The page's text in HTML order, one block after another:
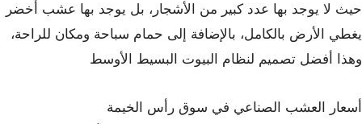
حيث لا يوجد بها عدد كبير من الأشجار، بل يوجد بها عشب أخضر
يغطي الأرض بالكامل، بالإضافة إلى حمام سباحة ومكان للراحة،
وهذا أفضل تصميم لنظام البيوت البسيط الأوسط
أسعار العشب الصناعي في سوق رأس الخيمة